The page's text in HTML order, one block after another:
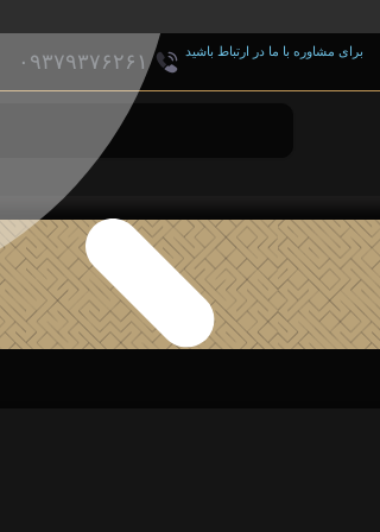
برای مشاوره با ما در ارتباط باشید ۰۹۳۷۹۳۷۶۲۶۱